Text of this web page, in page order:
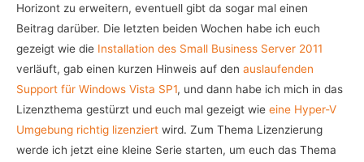
Horizont zu erweitern, eventuell gibt da sogar mal einen
Beitrag darüber. Die letzten beiden Wochen habe ich euch
gezeigt wie die Installation des Small Business Server 2011
verläuft, gab einen kurzen Hinweis auf den auslaufenden
Support für Windows Vista SP1, und dann habe ich mich in das
Lizenzthema gestürzt und euch mal gezeigt wie eine Hyper-V
Umgebung richtig lizenziert wird. Zum Thema Lizenzierung
werde ich jetzt eine kleine Serie starten, um euch das Thema